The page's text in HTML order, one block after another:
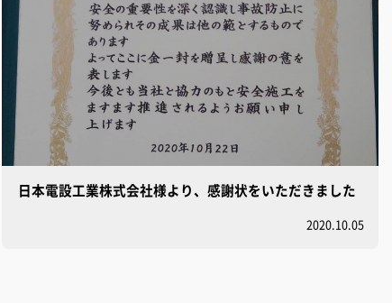
日本電設工業株式会社様より、感謝状をいただきました
2020.10.05